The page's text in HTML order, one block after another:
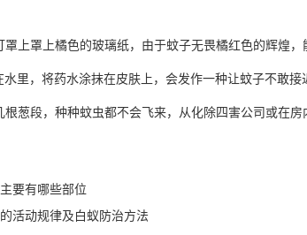
上罩上橘色的玻璃纸，由于蚊子无畏橘红色的辉煌，
里，将药水涂抹在皮肤上，会发作一种让蚊子不敢接
葱段，种种蚊虫都不会飞来，从化除四害公司或在
要有哪些部位
活动规律及白蚁防治方法